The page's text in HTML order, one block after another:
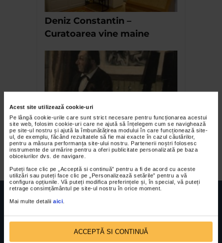
Acest site utilizează cookie-uri
Pe lângă cookie-urile care sunt strict necesare pentru funcționarea acestui
site web, folosim cookie-uri care ne ajută să înțelegem cum se navighează
pe site-ul nostru și ajută la îmbunătățirea modului în care funcționează site-
ul, de exemplu, făcând rezultatele să fie mai exacte în cazul căutărilor,
pentru a măsura performanța site-ului nostru. Partenerii noștri folosesc
instrumente de urmărire pentru a oferi publicitate personalizată pe baza
obiceiurilor dvs. de navigare.
Puteți face clic pe „Acceptă si continuă” pentru a fi de acord cu aceste
utilizări sau puteți face clic pe „Personalizează setările” pentru a vă
configura opțiunile. Vă puteți modifica preferințele și, în special, vă puteți
retrage consimțământul pe site-ul nostru în orice moment.
Mai multe detalii aici
ACCEPTĂ SI CONTINUĂ
Deniz Constantin –
Curatoarea vine maine
Umbre si lumini in pictura
franceza V
FUNDATIA FILDAS ART Nr inreg registrul special: 4 PJ/ 29.01.2013